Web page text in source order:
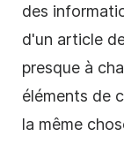
des
d'un article
presque à
éléments de
la même